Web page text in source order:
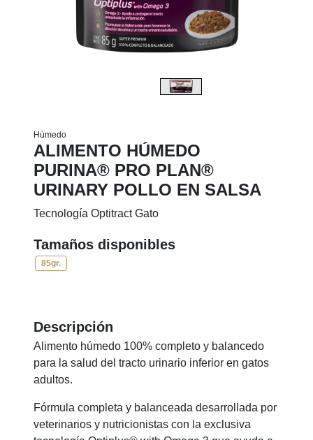
Húmedo
ALIMENTO HÚMEDO
PURINA® PRO PLAN®
URINARY POLLO EN SALSA
Tecnología Optitract Gato
Tamaños disponibles
85gr.
Descripción
Alimento húmedo 100% completo y balancedo
para la salud del tracto urinario inferior en gatos
adultos.
Fórmula completa y balanceada desarrollada por
veterinarios y nutricionistas con la exclusiva